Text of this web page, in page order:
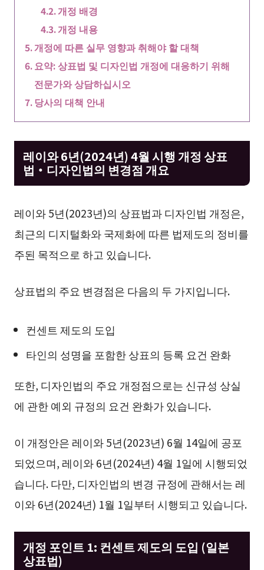
개정 배경
개정 내용
개정에 따른 실무 영향과 취해야 할 대책
요약: 상표법 및 디자인법 개정에 대응하기 위해
전문가와 상담하십시오
당사의 대책 안내
레이와 6년(2024년) 4월 시행 개정 상표
법・디자인법의 변경점 개요
레이와 5년(2023년)의 상표법과 디자인법 개정은,
최근의 디지털화와 국제화에 따른 법제도의 정비를
주된 목적으로 하고 있습니다.
상표법의 주요 변경점은 다음의 두 가지입니다.
컨센트 제도의 도입
타인의 성명을 포함한 상표의 등록 요건 완화
또한, 디자인법의 주요 개정점으로는 신규성 상실
에 관한 예외 규정의 요건 완화가 있습니다.
이 개정안은 레이와 5년(2023년) 6월 14일에 공포
되었으며, 레이와 6년(2024년) 4월 1일에 시행되었
습니다. 다만, 디자인법의 변경 규정에 관해서는 레
이와 6년(2024년) 1월 1일부터 시행되고 있습니다.
개정 포인트 1: 컨센트 제도의 도입 (일본
상표법)